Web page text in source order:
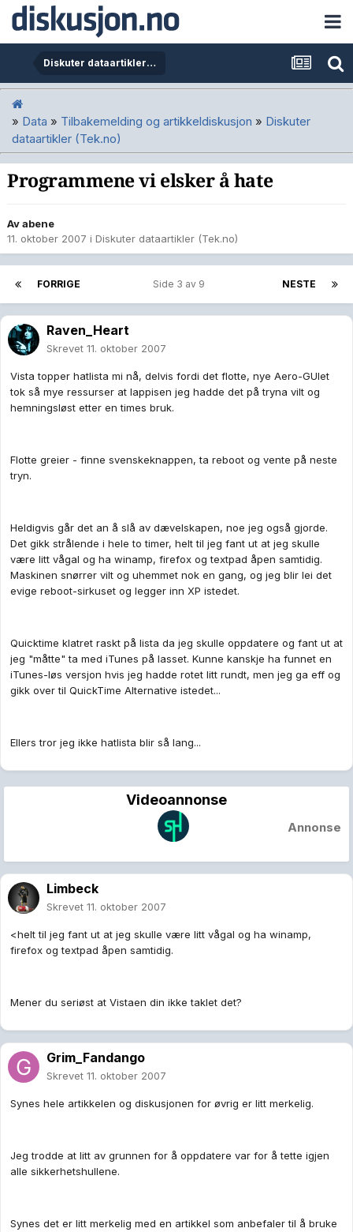
Diskuter dataartikler (Tek.no)
» Data » Tilbakemelding og artikkeldiskusjon » Diskuter
dataartikler (Tek.no)
Programmene vi elsker å hate
Avabene
11. oktober 2007 i Diskuter dataartikler (Tek.no)
FORRIGE NESTE
Side 3 av 9
Raven_Heart
Skrevet 11. oktober 2007
Vista topper hatlista mi nå, delvis fordi det flotte, nye Aero-GUIet
tok så mye ressurser at lappisen jeg hadde det på tryna vilt og
hemningsløst etter en times bruk.
Flotte greier - finne svenskeknappen, ta reboot og vente på neste
tryn.
Heldigvis går det an å slå av dævelskapen, noe jeg også gjorde.
Det gikk strålende i hele to timer, helt til jeg fant ut at jeg skulle
være litt vågal og ha winamp, firefox og textpad åpen samtidig.
Maskinen snørrer vilt og uhemmet nok en gang, og jeg blir lei det
evige reboot-sirkuset og legger inn XP istedet.
Quicktime klatret raskt på lista da jeg skulle oppdatere og fant ut at
jeg "måtte" ta med iTunes på lasset. Kunne kanskje ha funnet en
iTunes-løs versjon hvis jeg hadde rotet litt rundt, men jeg ga eff og
gikk over til QuickTime Alternative istedet...
Ellers tror jeg ikke hatlista blir så lang...
Videoannonse
Annonse
Limbeck
Skrevet 11. oktober 2007
<helt til jeg fant ut at jeg skulle være litt vågal og ha winamp,
firefox og textpad åpen samtidig.
Mener du seriøst at Vistaen din ikke taklet det?
Grim_Fandango
Skrevet 11. oktober 2007
Synes hele artikkelen og diskusjonen for øvrig er litt merkelig.
Jeg trodde at litt av grunnen for å oppdatere var for å tette igjen
alle sikkerhetshullene.
Synes det er litt merkelig med en artikkel som anbefaler til å bruke